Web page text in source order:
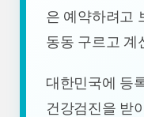
은 예약하려고
동동 구르고 계
대한민국에 등
건강검진을 받